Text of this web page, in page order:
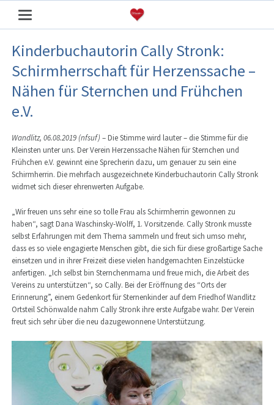
Kinderbuchautorin Cally Stronk:
Schirmherrschaft für Herzenssache –
Nähen für Sternchen und Frühchen
e.V.
Wandlitz, 06.08.2019 (nfsuf) – Die Stimme wird lauter – die Stimme für die
Kleinsten unter uns. Der Verein Herzenssache Nähen für Sternchen und
Frühchen e.V. gewinnt eine Sprecherin dazu, um genauer zu sein eine
Schirmherrin. Die mehrfach ausgezeichnete Kinderbuchautorin Cally Stronk
widmet sich dieser ehrenwerten Aufgabe.
„Wir freuen uns sehr eine so tolle Frau als Schirmherrin gewonnen zu
haben“, sagt Dana Waschinsky-Wolff, 1. Vorsitzende. Cally Stronk musste
selbst Erfahrungen mit dem Thema sammeln und freut sich umso mehr,
dass es so viele engagierte Menschen gibt, die sich für diese großartige Sache
einsetzen und in ihrer Freizeit diese vielen handgemachten Einzelstücke
anfertigen. „Ich selbst bin Sternchenmama und freue mich, die Arbeit des
Vereins zu unterstützen“, so Cally. Bei der Eröffnung des “Orts der
Erinnerung”, einem Gedenkort für Sternenkinder auf dem Friedhof Wandlitz
Ortsteil Schönwalde nahm Cally Stronk ihre erste Aufgabe wahr. Der Verein
freut sich sehr über die neu dazugewonnene Unterstützung.